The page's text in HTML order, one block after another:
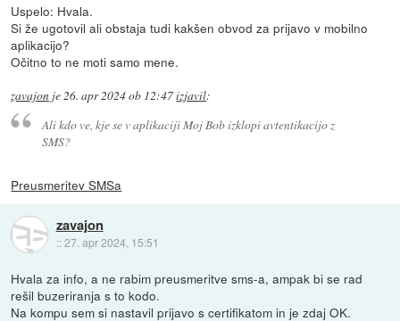
Uspelo: Hvala.
Si že ugotovil ali obstaja tudi kakšen obvod za prijavo v mobilno
aplikacijo?
Očitno to ne moti samo mene.
zavajon je 26. apr 2024 ob 12:47izjavil:
Ali kdo ve, kje se v aplikaciji Moj Bob izklopi avtentikacijo z
SMS?
Preusmeritev SMSa
zavajon
::27. apr 2024, 15:51
Hvala za info, a ne rabim preusmeritve sms-a, ampak bi se rad
rešil buzeriranja s to kodo.
Na kompu sem si nastavil prijavo s certifikatom in je zdaj OK.